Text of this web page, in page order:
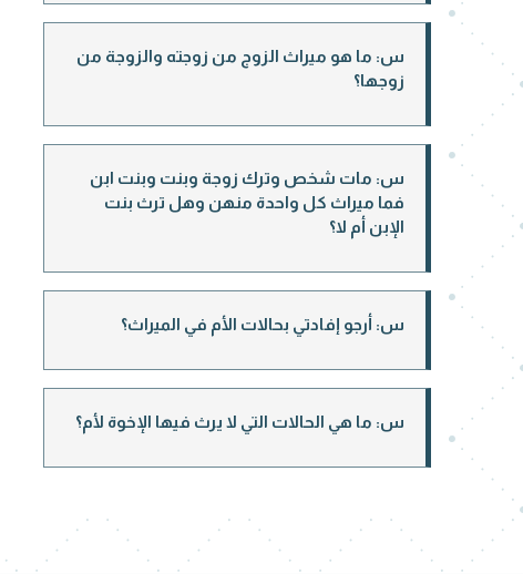
س: ما هو ميراث الزوج من زوجته والزوجة من
زوجها؟
س: مات شخص وترك زوجة وبنت وبنت ابن
فما ميراث كل واحدة منهن وهل ترث بنت
الإبن أم لا؟
س: أرجو إفادتي بحالات الأم في الميراث؟
س: ما هي الحالات التي لا يرث فيها الإخوة لأم؟